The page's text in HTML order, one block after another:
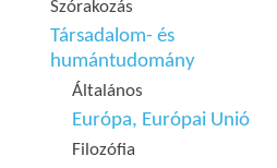
Szórakozás
Társadalom- és
humántudomány
Általános
Európa, Európai Unió
Filozófia